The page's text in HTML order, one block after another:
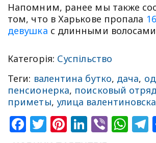
Напомним, ранее мы также
том, что в Харькове пропала
девушка с длинными
Категорія: Суспільство
Теги: валентина бутко, дача,
пенсионерка, поисковый
приметы, улица
Facebook
Twitter
Pinterest
LinkedIn
Viber